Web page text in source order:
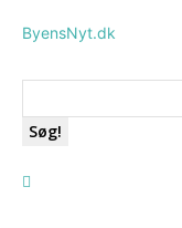
ByensNyt.dk
Søg!